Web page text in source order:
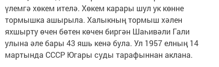
үлемгә хөкем ителә. Хөкем карары шул ук көнне
тормышка ашырыла. Халыкның тормыш хәлен
яхшырту өчен бөтен көчен биргән Шаһивәли Гали
улына әле бары 43 яшь кенә була. Ул 1957 елның 14
мартында СССР Югары суды тарафыннан аклана.